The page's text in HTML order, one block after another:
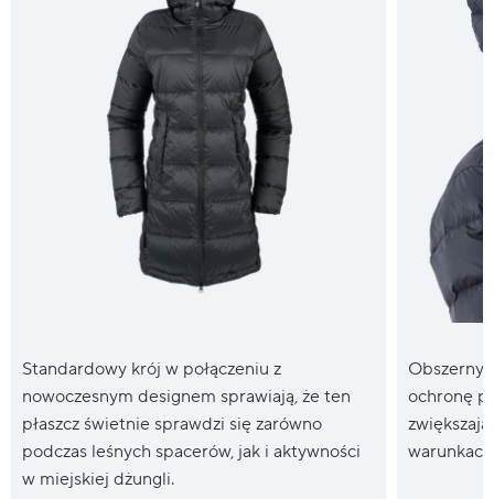
Standardowy krój w połączeniu z
nowoczesnym designem sprawiają, że ten
płaszcz świetnie sprawdzi się zarówno
podczas leśnych spacerów, jak i aktywności
w miejskiej dżungli.
Obszerny
ochronę